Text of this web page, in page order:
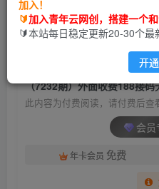
青年云网创
2年前发布
此内容为付费阅读，请付费后查
会
年卡会员 免费
加入！
🔰加入青年云网创，搭建一个
🔰本站每日稳定更新20-30个最
开